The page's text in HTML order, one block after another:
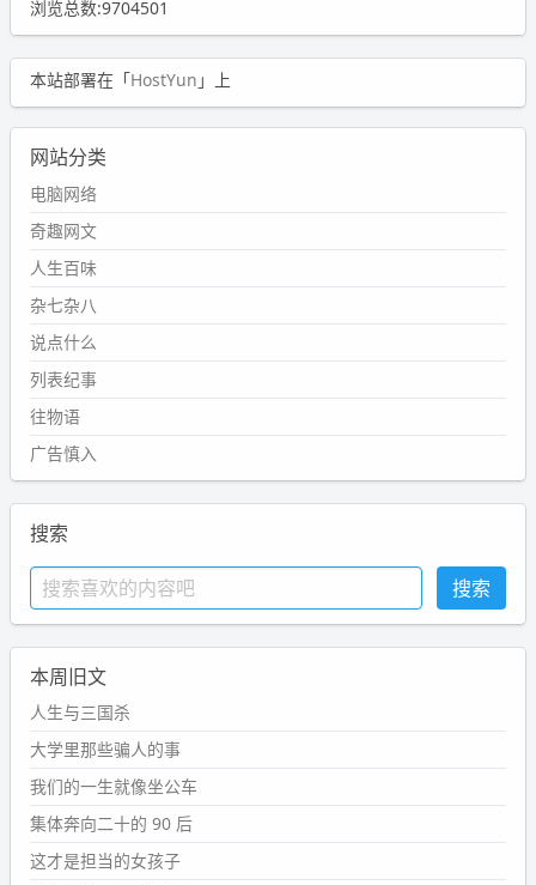
浏览总数:9704501
本站部署在「HostYun 」上
网站分类
电脑网络
奇趣网文
人生百味
杂七杂八
说点什么
列表纪事
往物语
广告慎入
搜索
本周旧文
人生与三国杀
大学里那些骗人的事
我们的一生就像坐公车
集体奔向二十的 90 后
这才是担当的女孩子